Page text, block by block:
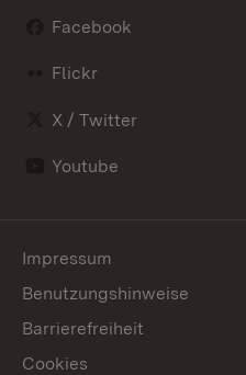
Facebook
Flickr
X / Twitter
Youtube
Impressum
Benutzungshinweise
Barrierefreiheit
Cookies